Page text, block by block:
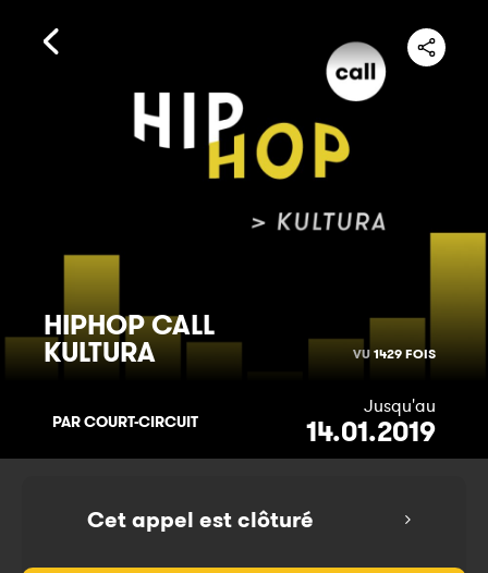
HIPHOPCALL
KULTURA VU 1429 FOIS
PAR COURT-CIRCUIT
Jusqu'au
14.01.2019
Cet appel est clôturé